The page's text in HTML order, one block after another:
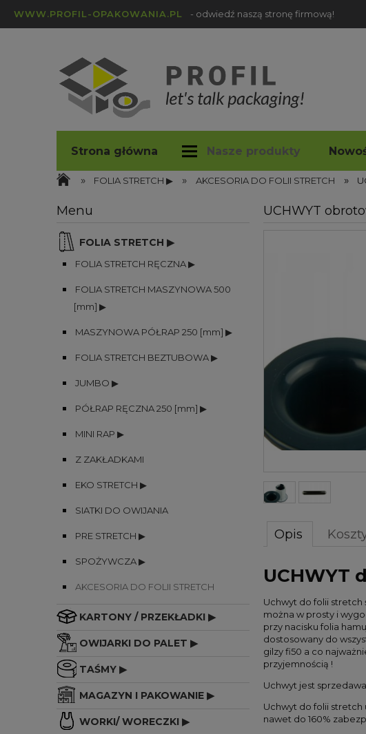
WWW.PROFIL-OPAKOWANIA.PL - odwiedź naszą stronę firmową!
Strona główna Nasze produkty
profil-opakowania.pl Blog
» FOLIA STRETCH ▶ » AKCESORIA DO FOLII STRETCH »
Menu
FOLIA STRETCH ▶
FOLIA STRETCH RĘCZNA ▶
FOLIA STRETCH MASZYNOWA 500
[mm] ▶
MASZYNOWA PÓŁRAP 250 [mm] ▶
FOLIA STRETCH BEZTUBOWA ▶
JUMBO ▶
PÓŁRAP RĘCZNA 250 [mm] ▶
MINI RAP ▶
Z ZAKŁADKAMI
EKO STRETCH ▶
SIATKI DO OWIJANIA
PRE STRETCH ▶
SPOŻYWCZA ▶
AKCESORIA DO FOLII STRETCH
KARTONY / PRZEKŁADKI ▶
OWIJARKI DO PALET ▶
TAŚMY ▶
MAGAZYN I PAKOWANIE ▶
WORKI/ WORECZKI ▶
UCHWYT
Opis
UCHWYT
Uchwyt do folii stretch
można w prosty i
przy nacisku folia
dostosowany do
gilzy fi50 a co
przyjemnością !
Uchwyt jest
Uchwyt do folii stretch
nawet do 160%